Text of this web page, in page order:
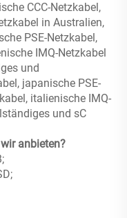
CCC-Netzkabel,
in Australien,
PSE-Netzkabel,
IMQ-Netzkabel
und
japanische PSE-
italienische IMQ-
und sC
anbieten?